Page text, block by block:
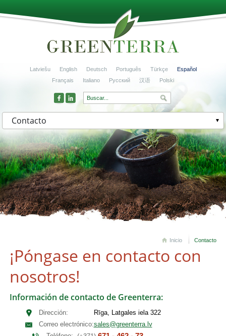
Latviešu English Deutsch Português Türkçe
Español
Français
Italiano Русский 汉语 Polski
Contacto
Inicio Contacto
¡Póngase en contacto con
nosotros!
Información de contacto de Greenterra:
Dirección:
Rīga, Latgales iela 322
Correo electrónico:sales@greenterra.lv